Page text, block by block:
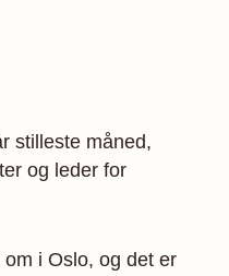
stilleste måned,
og leder for
i Oslo, og det er